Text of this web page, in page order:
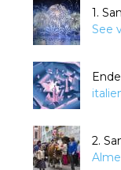
1.
See
2.